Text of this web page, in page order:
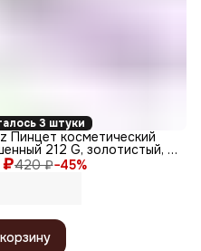
3 штуки
₽420 ₽−45%
Пинцет косметический
212 G, золотистый, 8